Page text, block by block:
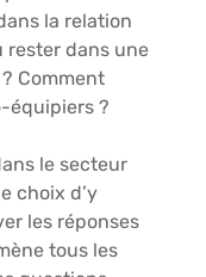
la relation
rester dans une
Comment
équipiers ?
le secteur
choix d’y
les réponses
tous les